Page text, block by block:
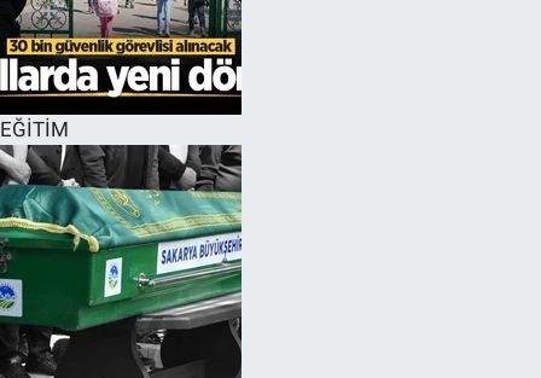
EĞİTİM
EĞİTİM
MAGAZİN
ÖZEL HABER
HALK54 PANORAMA